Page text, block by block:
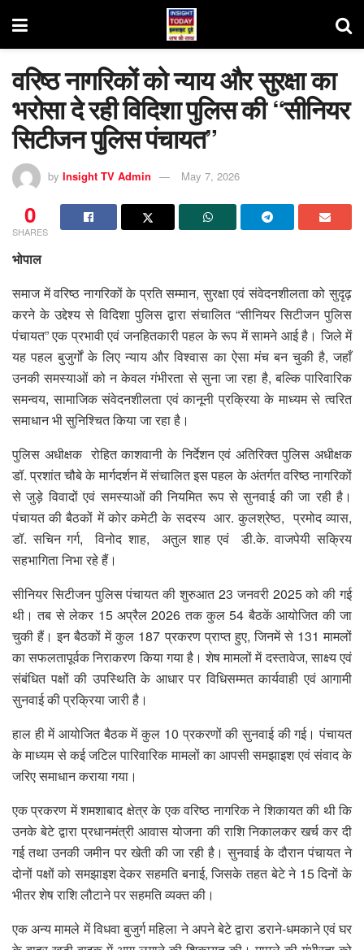
वरिष्ठ नागरिकों को न्याय और सुरक्षा का
भरोसा दे रही विदिशा पुलिस की “सीनियर
सिटीजन पुलिस पंचायत”
by Insight TV Admin May 7, 2026
0
SHARES
भोपाल
समाज में वरिष्ठ नागरिकों के प्रति सम्मान, सुरक्षा एवं संवेदनशीलता को सुदृढ़
करने के उद्देश्य से विदिशा पुलिस द्वारा संचालित “सीनियर सिटीजन पुलिस
पंचायत” एक प्रभावी एवं जनहितकारी पहल के रूप में सामने आई है। जिले में
यह पहल बुजुर्गों के लिए न्याय और विश्वास का ऐसा मंच बन चुकी है, जहाँ
उनकी समस्याओं को न केवल गंभीरता से सुना जा रहा है, बल्कि पारिवारिक
समन्वय, सामाजिक संवेदनशीलता एवं कानूनी प्रक्रिया के माध्यम से त्वरित
समाधान भी सुनिश्चित किया जा रहा है।
पुलिस अधीक्षक रोहित काशवानी के निर्देशन एवं अतिरिक्त पुलिस अधीक्षक
डॉ. प्रशांत चौबे के मार्गदर्शन में संचालित इस पहल के अंतर्गत वरिष्ठ नागरिकों
से जुड़े विवादों एवं समस्याओं की नियमित रूप से सुनवाई की जा रही है।
पंचायत की बैठकों में कोर कमेटी के सदस्य आर. कुलश्रेष्ठ, प्रमोद व्यास,
डॉ. सचिन गर्ग, विनोद शाह, अतुल शाह एवं डी.के. वाजपेयी सक्रिय
सहभागिता निभा रहे हैं।
सीनियर सिटीजन पुलिस पंचायत की शुरुआत 23 जनवरी 2025 को की गई
थी। तब से लेकर 15 अप्रैल 2026 तक कुल 54 बैठकें आयोजित की जा
चुकी हैं। इन बैठकों में कुल 187 प्रकरण प्राप्त हुए, जिनमें से 131 मामलों
का सफलतापूर्वक निराकरण किया गया है। शेष मामलों में दस्तावेज, साक्ष्य एवं
संबंधित पक्षों की उपस्थिति के आधार पर विधिसम्मत कार्यवाही एवं आगामी
सुनवाई की प्रक्रिया जारी है।
हाल ही में आयोजित बैठक में कुल 10 प्रकरणों की सुनवाई की गई। पंचायत
के माध्यम से कई जटिल पारिवारिक मामलों का आपसी समझाइश एवं संवाद के
जरिए समाधान कराया गया।
एक प्रकरण में शमशाबाद क्षेत्र के एक वरिष्ठ नागरिक ने शिकायत की थी कि
उनके बेटे द्वारा प्रधानमंत्री आवास योजना की राशि निकालकर खर्च कर दी
गई तथा उनकी जमीन पर खेती की जा रही है। सुनवाई के दौरान पंचायत ने
दोनों पक्षों को समझाइश देकर सहमति बनाई, जिसके तहत बेटे ने 15 दिनों के
भीतर शेष राशि लौटाने पर सहमति व्यक्त की।
एक अन्य मामले में विधवा बुजुर्ग महिला ने अपने बेटे द्वारा डराने-धमकाने एवं घर